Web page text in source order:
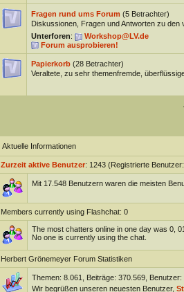
Fragen rund ums Forum (5 Betrachter)
Diskussionen, Fragen und Antworten zu den
Unterforen:
Workshop@LV.de
Forum ausprobieren!
Papierkorb (28 Betrachter)
Veraltete, zu sehr themenfremde,
Aktuelle Informationen
Zurzeit aktive Benutzer: 1243 (Registrierte
Mit 17.548 Benutzern waren die meisten
Members currently using Flashchat: 0
The most chatters online in one day was 0,
No one is currently using the chat.
Herbert Grönemeyer Forum Statistiken
Themen: 8.061, Beiträge: 370.569, Benutzer:
Wir begrüßen unseren neuesten Benutzer,